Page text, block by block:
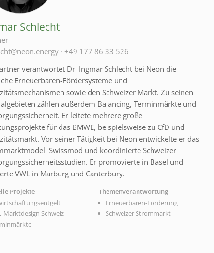
Schlecht
· +49 177 86 33 526
verantwortet Dr. Ingmar Schlecht bei Neon die
Erneuerbaren-Fördersysteme und
sowie den Schweizer Markt. Zu seinen
zählen außerdem Balancing, Terminmärkte und
Er leitete mehrere große
für das BMWE, beispielsweise zu CfD und
Vor seiner Tätigkeit bei Neon entwickelte er das
Swissmod und koordinierte Schweizer
Er promovierte in Basel und
VWL in Marburg und Canterbury.
Projekte
Marktdesign Schweiz
Themenverantwortung
Erneuerbaren-Förderung
Schweizer Strommarkt